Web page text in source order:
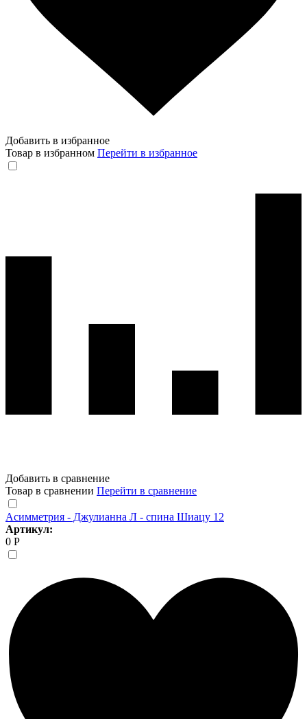
Добавить в избранное
Товар в избранном Перейти в избранное
Добавить в сравнение
Товар в сравнении Перейти в сравнение
Асимметрия - Джулианна Л - спина Шиацу 12
Артикул:
0 Р